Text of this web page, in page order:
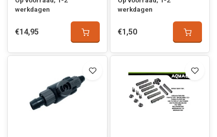
werkdagen
€14,95
werkdagen
€1,50